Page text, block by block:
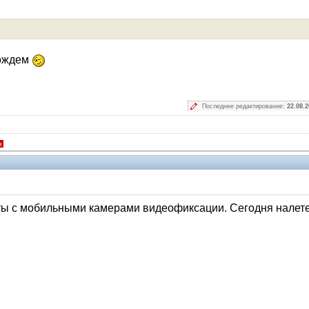
Последнее редактирование:
с мобильными камерами видеофиксации. Сегодня